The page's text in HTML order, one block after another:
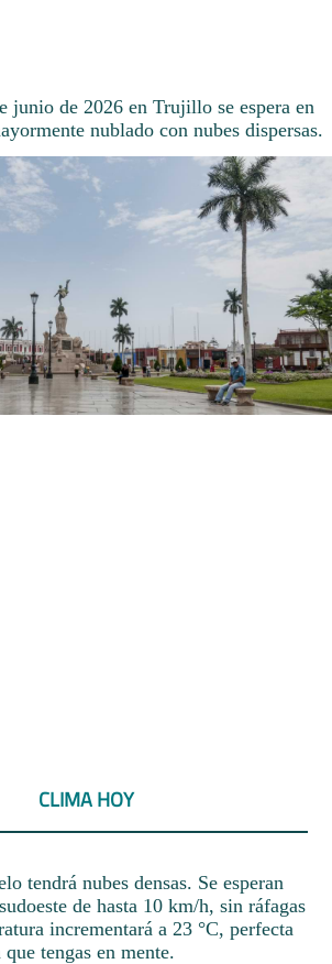
junio de 2026 en Trujillo se espera en
nublado con nubes dispersas.
CLIMA HOY
tendrá nubes densas. Se esperan
de hasta 10 km/h, sin ráfagas
incrementará a 23 °C, perfecta
tengas en mente.